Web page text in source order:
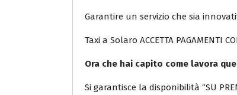
Garantire un servizio che sia
Taxi a Solaro ACCETTA PAGAMENTI
Ora che hai capito come lavora
Si garantisce la disponibilità “SU